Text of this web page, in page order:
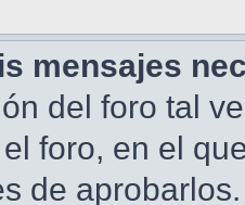
mensajes
del foro tal
foro, en el
de